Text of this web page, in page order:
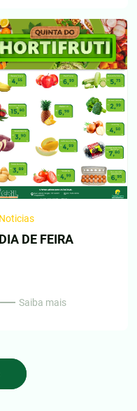
Noticias
DIA DE FEIRA
Saiba mais